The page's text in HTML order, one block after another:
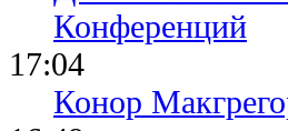
Конференций
17:04
Конор